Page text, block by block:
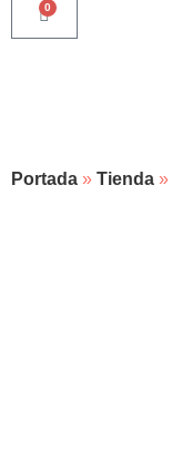
0
Portada » Tienda »